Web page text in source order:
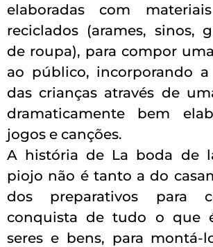
elaboradas com
reciclados (arames, sinos,
de roupa), para compor
ao público, incorporando a
das crianças através de
dramaticamente bem
jogos e canções.
A história de La boda de
piojo não é tanto a do
dos preparativos para
conquista de tudo o que
seres e bens, para montá-